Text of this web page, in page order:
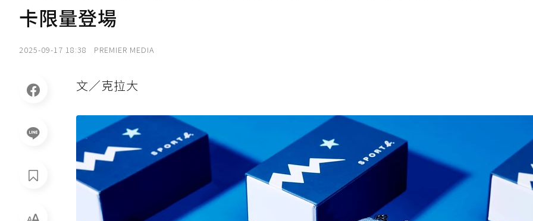
卡限量登場
2025-09-17 18:38 PREMIER MEDIA
文／克拉大